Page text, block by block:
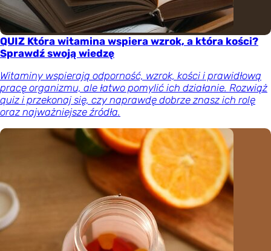
QUIZ Która witamina wspiera wzrok, a która kości?
Sprawdź swoją wiedzę
Witaminy wspierają odporność, wzrok, kości i prawidłową
pracę organizmu, ale łatwo pomylić ich działanie. Rozwiąż
quiz i przekonaj się, czy naprawdę dobrze znasz ich rolę
oraz najważniejsze źródła.